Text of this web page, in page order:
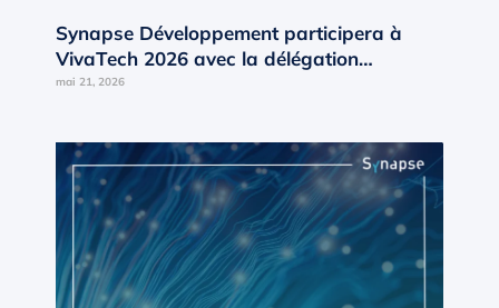
Synapse Développement participera à
VivaTech 2026 avec la délégation
Occitanie d’AD’OCC
mai 21, 2026